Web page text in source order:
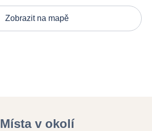
Zobrazit na mapě
Místa v okolí